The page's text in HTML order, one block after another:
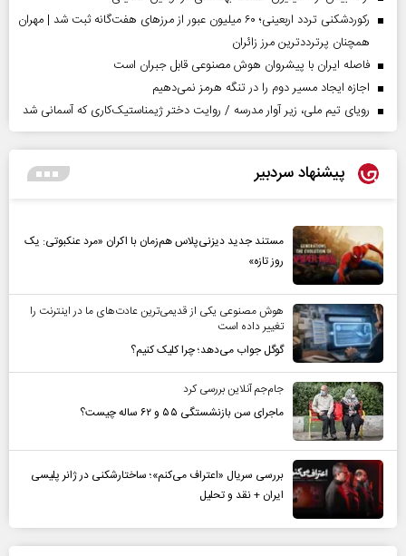
رکوردشکنی تردد اربعینی؛ ۶۰ میلیون عبور از مرزهای هفت‌گانه ثبت شد | مهران
همچنان پرترددترین مرز زائران
فاصله ایران با پیشرو‌ان هوش مصنوعی قابل جبران است
اجازه ایجاد مسیر دوم را در تنگه هرمز نمی‌دهیم
رویای تیم ملی، زیر آوار مدرسه / روایت دختر ژیمناستیک‌کاری که آسمانی شد
پیشنهاد سردبیر
مستند جدید دیزنی‌پلاس هم‌زمان با اکران «مرد عنکبوتی: یک
روز تازه»
هوش مصنوعی یکی از قدیمی‌ترین عادت‌های ما در اینترنت را
تغییر داده است
گوگل جواب می‌دهد؛ چرا کلیک کنیم؟
جام‌جم آنلاین بررسی کرد
ماجرای سن بازنشستگی ۵۵ و ۶۲ ساله چیست؟
بررسی سریال «اعتراف می‌کنم»؛ ساختارشکنی در ژانر پلیسی
ایران + نقد و تحلیل